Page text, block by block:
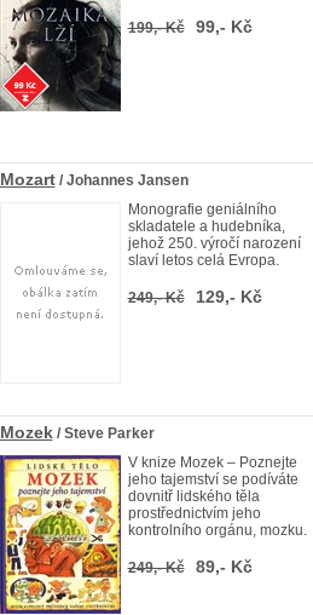
199,- Kč 99,- Kč
Mozart/ Johannes Jansen
Monografie geniálního
skladatele a hudebníka,
jehož 250. výročí narození
slaví letos celá Evropa.
249,- Kč 129,- Kč
Mozek/ Steve Parker
V knize Mozek – Poznejte
jeho tajemství se podíváte
dovnitř lidského těla
prostřednictvím jeho
kontrolního orgánu, mozku.
249,- Kč 89,- Kč